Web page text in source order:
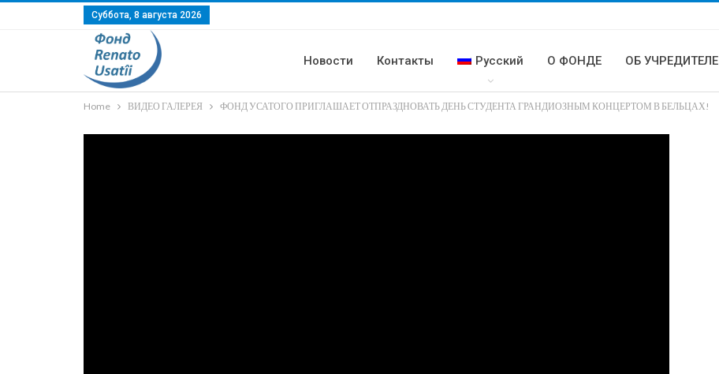
Суббота, 8 августа 2026
Новости Контакты Русский О ФОНДЕ ОБ УЧРЕДИТЕЛЕ
Home ВИДЕО ГАЛЕРЕЯ ФОНД УСАТОГО ПРИГЛАШАЕТ ОТПРАЗДНОВАТЬ ДЕНЬ СТУДЕНТА ГРАНДИОЗНЫМ КОНЦЕРТОМ В БЕЛЬЦАХ!